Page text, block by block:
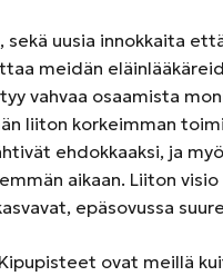
sekä uusia innokkaita
meidän
vahvaa osaamista
liiton korkeimman
ehdokkaaksi, ja
aikaan. Liiton
epäsovussa
ovat meillä